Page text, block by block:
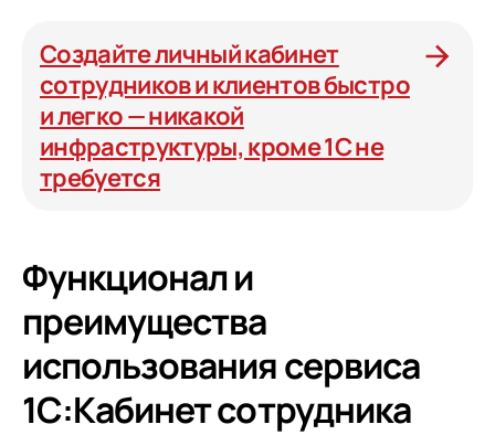
Создайте личный кабинет
сотрудников и клиентов быстро
и легко — никакой
инфраструктуры, кроме 1С не
требуется
Функционал и
преимущества
использования сервиса
1С:Кабинет сотрудника